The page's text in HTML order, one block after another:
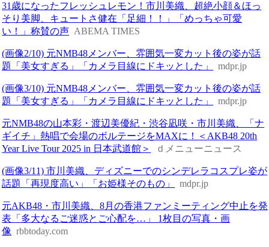
31歳になったフレッシュレモン！市川美織、超絶小顔＆ほっ
そり美脚、キュートさ健在「足細！！」「めっちゃ可愛
い！」称賛の声 ABEMA TIMES
(画像2/10) 元NMB48メンバー、雰囲気一変カット後の姿が話
題「美女すぎる」「カメラ目線にドキッとした」
mdpr.jp
(画像3/10) 元NMB48メンバー、雰囲気一変カット後の姿が話
題「美女すぎる」「カメラ目線にドキッとした」
mdpr.jp
元NMB48の山本彩・渡辺美優紀・渋谷凪咲・市川美織、「ナ
ギイチ」熱唱で会場のボルテージをMAXに！＜AKB48 20th
Year Live Tour 2025 in 日本武道館＞
ｄメニューニュース
(画像3/11) 市川美織、ディズニーでのシンデレラコスプレ姿が
話題「再現度高い」「お姫様そのもの」
mdpr.jp
元AKB48・市川美織、8月の香港ファンミーティング中止を発
表「多大なるご迷惑とご心配を…」 1枚目の写真・画
像 rbbtoday.com